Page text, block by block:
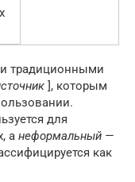
традиционными
], которым
для
а неформальный —
как